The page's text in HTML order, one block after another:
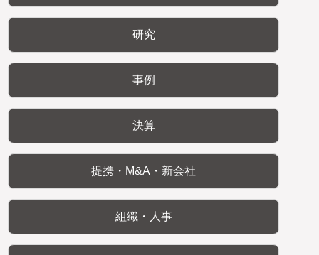
研究
事例
決算
提携・M&A・新会社
組織・人事